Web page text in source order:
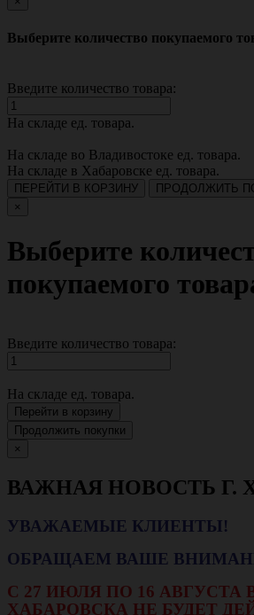
Выберите количество покупаемого
Введите количество товара:
На складе ед. товара.
На складе во Владивостоке ед. товара.
На складе в Хабаровске ед. товара.
ПЕРЕЙТИ В КОРЗИНУ
ПРОДОЛЖИТЬ
×
Выберите
покупаемого
Введите количество товара:
На складе ед. товара.
Перейти в корзину
Продолжить покупки
×
ВАЖНАЯ НОВОСТЬ Г.
УВАЖАЕМЫЕ КЛИЕНТЫ!
ОБРАЩАЕМ ВАШЕ
С 27 ИЮЛЯ ПО 16 АВГУСТА
ХАБАРОВСКА НЕ БУДЕТ